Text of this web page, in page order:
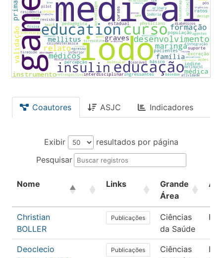
Coautores ASJC Indicadores
Exibir
resultados por página
Pesquisar
Nome Links
Grande
Área
Christian
BOLLER
Publicações
Ciências
da Saúde
Deoclecio
Publicações
Ciências